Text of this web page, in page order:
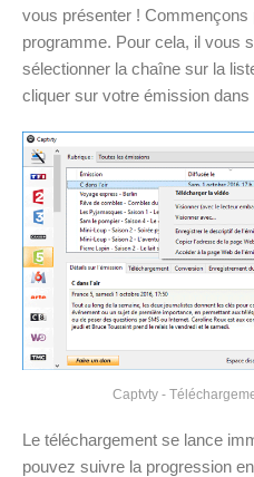
vous présenter ! Commençons
programme. Pour cela, il vous
sélectionner la chaîne sur la
cliquer sur votre émission dans
Captvty -
Le téléchargement se lance
pouvez suivre la progression